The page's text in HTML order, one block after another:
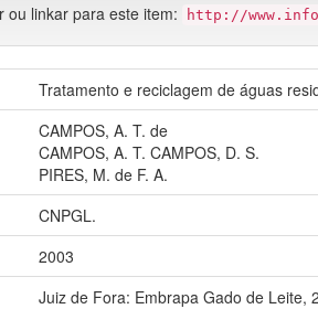
ou linkar para este item: http://
Tratamento e reciclagem de águas
CAMPOS, A. T. de
CAMPOS, A. T. CAMPOS, D. S.
PIRES, M. de F. A.
CNPGL.
2003
Juiz de Fora: Embrapa Gado de Leite,